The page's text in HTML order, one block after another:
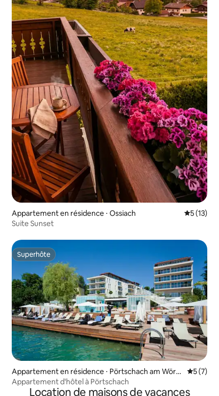
Appartement en résidence ⋅ Ossiach
5 (13)
Suite Sunset
Superhôte
Superhôte
Appartement en résidence ⋅ Pörtschach am Wörth
ersee
5 (7)
Appartement d'hôtel à Pörtschach
Location de maisons de vacances